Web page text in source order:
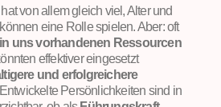
von allem gleich viel, Alter und
eine Rolle spielen. Aber: oft
in uns vorhandenen Ressourcen
effektiver eingesetzt
und erfolgreichere
Persönlichkeiten sind in